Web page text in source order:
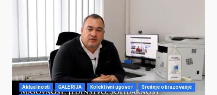
Aktualnosti GALERIJA Kolektivni ugovor Srednje obrazovanje